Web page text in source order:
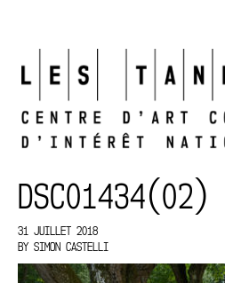
DSC01434(02)
31 JUILLET 2018
BY SIMON CASTELLI